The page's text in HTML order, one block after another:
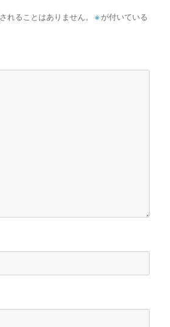
れることはありません。 ※ が付いている